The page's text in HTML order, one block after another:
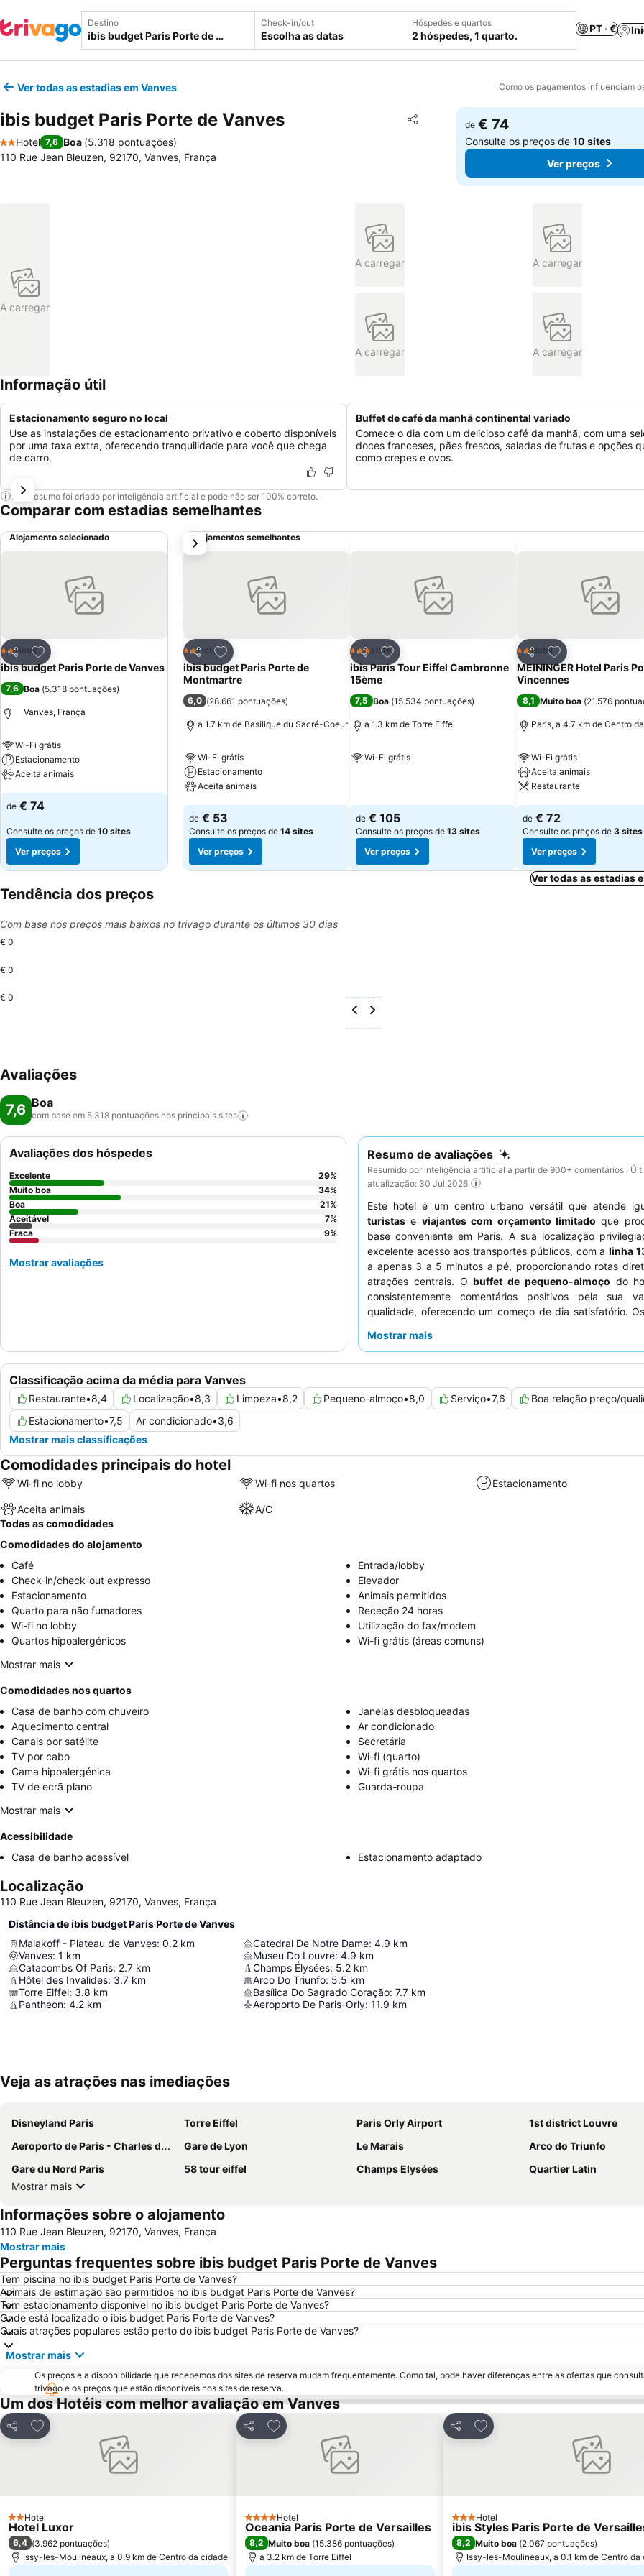
Destino Check-in/out
Escolha as datas
Hóspedes e quartos
2 hóspedes, 1 quarto.
PT · €
Ver todas as estadias em Vanves Como os pagamentos influenciam
ibis budget Paris Porte de Vanves Partilhar
Adicionar aos favoritos
2 Estrelas
Hotel 7,6 Boa (5.318 pontuações)
110 Rue Jean Bleuzen, 92170, Vanves, França
de € 74
Consulte os preços de10 sites
Ver preços
A carregar
A carregar A carregar
A carregar A carregar
Informação útil
Estacionamento seguro no local
Use as instalações de estacionamento privativo e coberto disponíveis
por uma taxa extra, oferecendo tranquilidade para você que chega
de carro.
Buffet de café da manhã continental variado
Comece o dia com um delicioso café da manhã, com uma
doces franceses, pães frescos, saladas de frutas e opções
como crepes e ovos.
Este resumo foi criado por inteligência artificial e pode não ser 100% correto.
Comparar com estadias semelhantes
Alojamento selecionado
Partilhar
Adicionar aos favoritos
2 Estrelas
Hotel
ibis budget Paris Porte de Vanves
7,6 Boa (5.318 pontuações)
Vanves, França
Wi-Fi grátis
Estacionamento
Aceita animais
Ver preços
de € 74
Consulte os preços de 10 sites
Ver preços
Alojamentos semelhantes
Partilhar
Adicionar aos favoritos
2 Estrelas
Hotel
ibis budget Paris Porte de
Montmartre
6,0 (28.661 pontuações)
a 1.7 km de Basilique du Sacré-Coeur
Wi-Fi grátis
Estacionamento
Aceita animais
Ver preços
de € 53
Consulte os preços de 14 sites
Ver preços
Partilhar
Adicionar aos favoritos
3 Estrelas
Hotel
ibis Paris Tour Eiffel Cambronne
15ème
7,5 Boa (15.534 pontuações)
a 1.3 km de Torre Eiffel
Wi-Fi grátis
de € 105
Consulte os preços de 13 sites
Ver preços
Partilhar
Adicionar aos
2 Estrelas
Hotel
MEININGER Hotel Paris
Vincennes
8,1 Muito boa (21.576
Paris, a 4.7 km de Centro
Wi-Fi grátis
Aceita animais
Restaurante
Ver preços
de € 72
Consulte os preços de 3 sites
Ver preços
próximo
Ver todas as estadias
Tendência dos preços
Com base nos preços mais baixos no trivago durante os últimos 30 dias
€ 0
€ 0
€ 0
Avaliações
7,6 Boa
com base em 5.318 pontuações nos principais sites
Resumo de avaliações
Resumido por inteligência artificial a partir de 900+ comentários ·
atualização: 30 Jul 2026
Este hotel é um centro urbano versátil que atende
turistas e viajantes com orçamento limitado que
base conveniente em Paris. A sua localização
excelente acesso aos transportes públicos, com a linha
a apenas 3 a 5 minutos a pé, proporcionando rotas
atrações centrais. Obuffet de pequeno-almoço do
consistentemente comentários positivos pela sua
qualidade, oferecendo um começo de dia satisfatório.
prestativos, particularmente na receção, que auxiliam
Mostrar mais
Classificação acima da média para Vanves
Restaurante•8,4 Localização•8,3 Limpeza•8,2 Pequeno-almoço•8,0 Serviço•7,6 Boa relação preço/
Estacionamento•7,5 Ar condicionado•3,6
Mostrar mais classificações
Avaliações dos hóspedes
Excelente 29%
Muito boa
34%
Boa
21%
Aceitável
7%
Fraca
9%
Mostrar avaliações
Comodidades principais do hotel
Wi-fi no lobby Wi-fi nos quartos Estacionamento
Aceita animais
A/C
Todas as comodidades
Comodidades do alojamento
Café
Entrada/lobby
Check-in/check-out expresso
Elevador
Estacionamento
Animais permitidos
Quarto para não fumadores
Receção 24 horas
Wi-fi no lobby
Utilização do fax/modem
Quartos hipoalergénicos
Wi-fi grátis (áreas comuns)
Mostrar mais
Comodidades nos quartos
Casa de banho com chuveiro
Janelas desbloqueadas
Aquecimento central
Ar condicionado
Canais por satélite
Secretária
TV por cabo
Wi-fi (quarto)
Cama hipoalergénica
Wi-fi grátis nos quartos
TV de ecrã plano
Guarda-roupa
Mostrar mais
Acessibilidade
Casa de banho acessível
Estacionamento adaptado
Localização
110 Rue Jean Bleuzen, 92170, Vanves, França
Distância de ibis budget Paris Porte de Vanves
Malakoff - Plateau de Vanves: 0.2 km
Vanves: 1 km
Catacombs Of Paris: 2.7 km
Hôtel des Invalides: 3.7 km
Torre Eiffel: 3.8 km
Pantheon: 4.2 km
Catedral De Notre Dame: 4.9 km
Museu Do Louvre: 4.9 km
Champs Élysées: 5.2 km
Arco Do Triunfo: 5.5 km
Basílica Do Sagrado Coração: 7.7 km
Aeroporto De Paris-Orly: 11.9 km
Veja as atrações nas imediações
Disneyland Paris Torre Eiffel Paris Orly Airport
1st district Louvre
Aeroporto de Paris - Charles de Gaulle
Gare de Lyon Le Marais
Arco do Triunfo
Gare du Nord Paris
58 tour eiffel Champs Elysées
Quartier Latin
Mostrar mais
Informações sobre o alojamento
110 Rue Jean Bleuzen, 92170, Vanves, França
Mostrar mais
Perguntas frequentes sobre ibis budget Paris Porte de Vanves
Tem piscina no ibis budget Paris Porte de Vanves?
Animais de estimação são permitidos no ibis budget Paris Porte de Vanves?
Tem estacionamento disponível no ibis budget Paris Porte de Vanves?
Onde está localizado o ibis budget Paris Porte de Vanves?
Quais atrações populares estão perto do ibis budget Paris Porte de Vanves?
Mostrar mais
Os preços e a disponibilidade que recebemos dos sites de reserva mudam frequentemente. Como tal, pode haver diferenças entre as ofertas que
trivago e os preços que estão disponíveis nos sites de reserva.
Um dos Hotéis com melhor avaliação em Vanves
Partilhar
Adicionar aos favoritos
2 Estrelas
Hotel
Hotel Luxor
6,4 (3.962 pontuações)
Issy-les-Moulineaux, a 0.9 km de Centro da cidade
Partilhar
Adicionar aos favoritos
4 Estrelas
Hotel
Oceania Paris Porte de Versailles
8,2 Muito boa (15.386 pontuações)
a 3.2 km de Torre Eiffel
Partilhar
Adicionar aos favoritos
3 Estrelas
Hotel
ibis Styles Paris Porte de
8,2 Muito boa (2.067 pontuações)
Issy-les-Moulineaux, a 0.1 km de Centro da